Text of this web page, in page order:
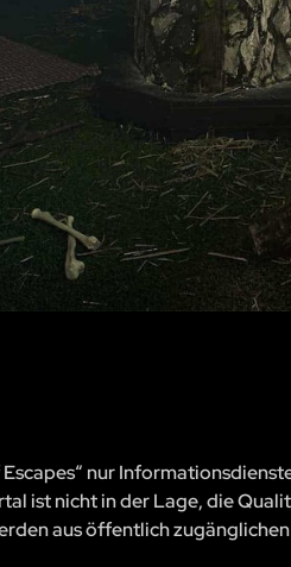
nur
ist nicht in der Lage, die
aus öffentlich